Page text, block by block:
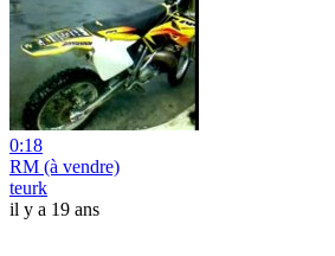
0:18
RM (à vendre)
teurk
il y a 19 ans